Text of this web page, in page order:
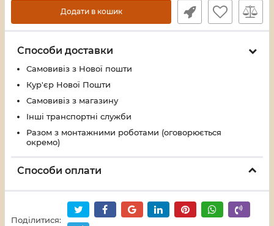
Додати в кошик
Способи доставки
Самовивіз з Нової пошти
Кур'єр Нової Пошти
Самовивіз з магазину
Інші транспортні служби
Разом з монтажними роботами (оговорюється
окремо)
Способи оплати
Поділитися: